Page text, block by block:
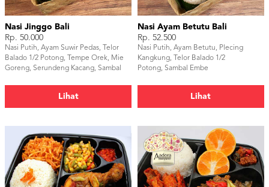
Nasi Jinggo Bali
Rp. 50.000
Nasi Putih, Ayam Suwir Pedas, Telor
Balado 1/2 Potong, Tempe Orek, Mie
Goreng, Serundeng Kacang, Sambal
Lihat
Nasi Ayam Betutu Bali
Rp. 52.500
Nasi Putih, Ayam Betutu, Plecing
Kangkung, Telor Balado 1/2
Potong, Sambal Embe
Lihat